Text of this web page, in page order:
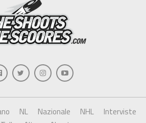
NL Nazionale NHL
Interviste